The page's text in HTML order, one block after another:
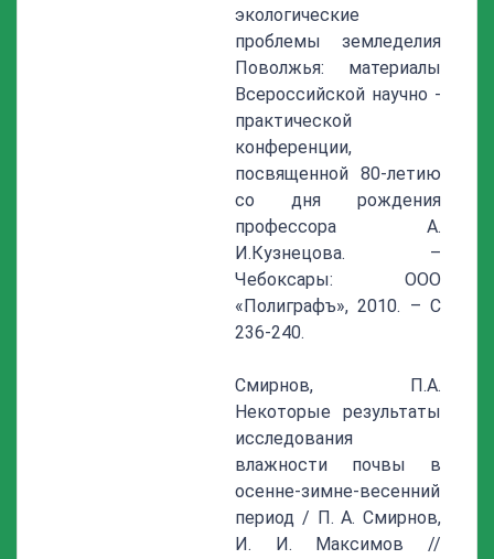
экологические
проблемы земледелия
Поволжья: материалы
Всероссийской научно -
практической
конференции,
посвященной 80-летию
со дня рождения
профессора А.
И.Кузнецова. –
Чебоксары: ООО
«Полиграфъ», 2010. – С
236-240.
Смирнов, П.А.
Некоторые результаты
исследования
влажности почвы в
осенне-зимне-весенний
период / П. А. Смирнов,
И. И. Максимов //